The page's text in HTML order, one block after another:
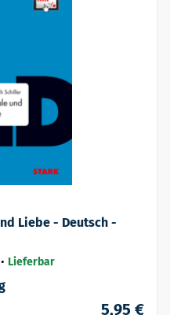
Liebe - Deutsch -
• Lieferbar
5,95 €